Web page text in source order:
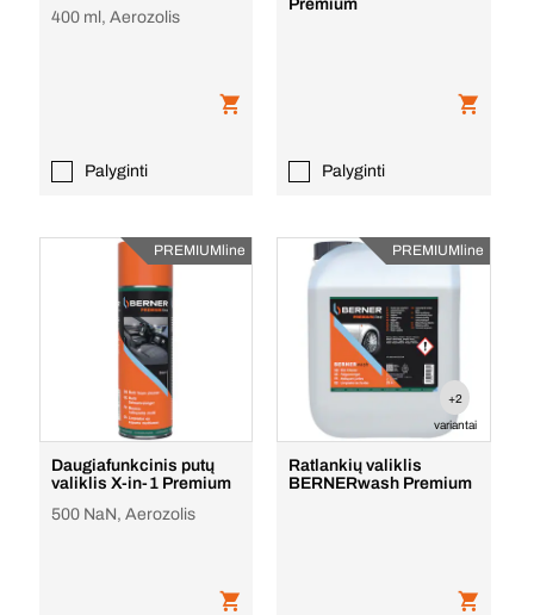
400 ml, Aerozolis
Palyginti
Premium
Palyginti
PREMIUMline
Daugiafunkcinis putų
valiklis X-in-1 Premium
500 NaN, Aerozolis
PREMIUMline
+2
variantai
Ratlankių valiklis
BERNERwash Premium